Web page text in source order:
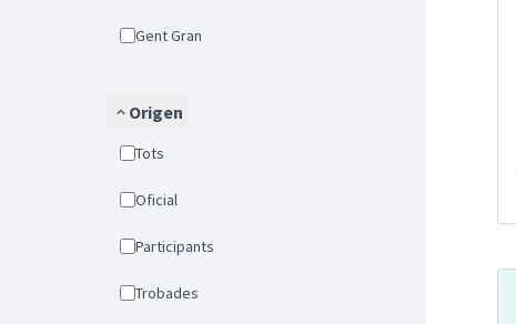
Gent Gran
Origen
Tots
Oficial
Participants
Trobades